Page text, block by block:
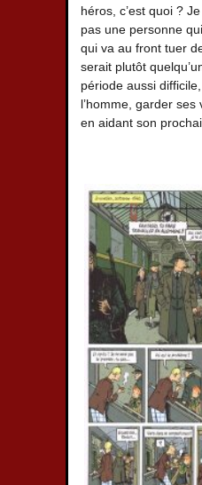
héros, c’est quoi ?
pas une personne
qui va au front tuer
serait plutôt
période aussi
l’homme, garder
en aidant son